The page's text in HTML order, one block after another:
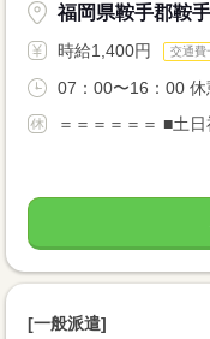
福岡県鞍手郡鞍
時給1,400円 交通費
07：00〜16：00 休
＝＝＝＝＝＝ ■土
[一般派遣]